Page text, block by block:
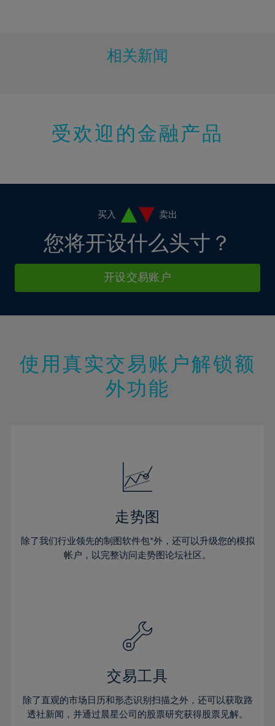
相关新闻
受欢迎的金融产品
买入 卖出
您将开设什么头寸？
开设交易账户
使用真实交易账户解锁额
外功能
走势图
除了我们行业领先的制图软件包*外，还可以升级您的模拟
帐户，以完整访问走势图论坛社区。
交易工具
除了直观的市场日历和形态识别扫描之外，还可以获取路
透社新闻，并通过晨星公司的股票研究获得股票见解。